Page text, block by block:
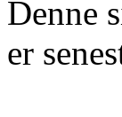
Denne
er